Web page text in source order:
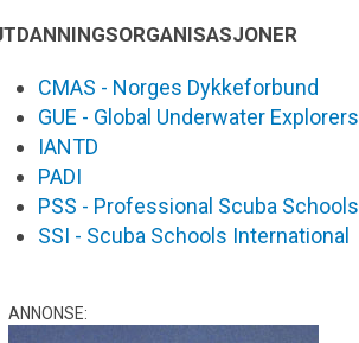
CMAS - Norges Dykkeforbund
GUE - Global Underwater Explorers
IANTD
PADI
PSS - Professional Scuba Schools
SSI - Scuba Schools International
ANNONSE: